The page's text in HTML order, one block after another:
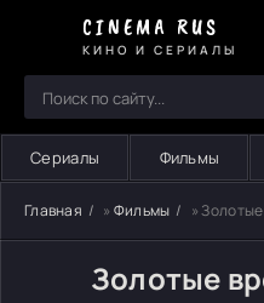
CINEMA RUS
КИНО И СЕРИАЛЫ
Сериалы Фильмы
Главная » Фильмы »
Золотые